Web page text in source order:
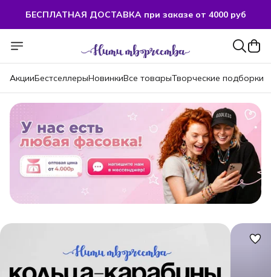
БЕСПЛАТНАЯ ДОСТАВКА при заказе от 4000 руб
АкцииБестселлерыНовинкиВсе товарыТворческие подборки